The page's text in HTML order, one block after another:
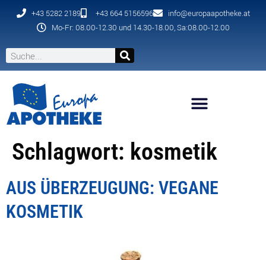
+43 5282 2189 +43 664 5156596
info@europaapotheke.at
Mo-Fr: 08.00-12.30 und 14.30-18.00, Sa:08.00-12.00
Schlagwort: kosmetik
AUS ÜBERZEUGUNG: VEGANE
KOSMETIK